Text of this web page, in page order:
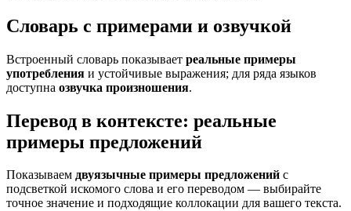
Словарь с примерами и озвучкой
Встроенный словарь показывает реальные примеры
употребления и устойчивые выражения; для ряда языков
доступна озвучка произношения.
Перевод в контексте: реальные
примеры предложений
Показываем двуязычные примеры предложений с
подсветкой искомого слова и его переводом — выбирайте
точное значение и подходящие коллокации для вашего текста.